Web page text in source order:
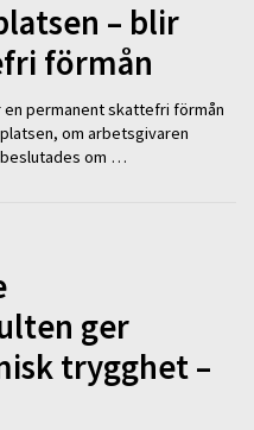
– blir
förmån
permanent skattefri förmån
om arbetsgivaren
beslutades om …
ger
trygghet –